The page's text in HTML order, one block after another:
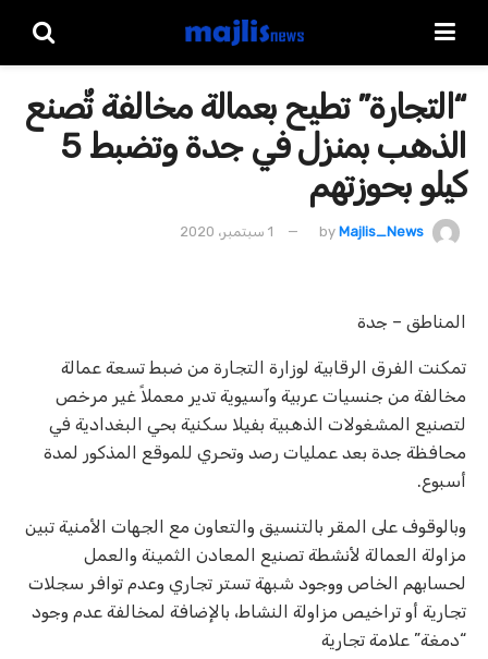
“التجارة” تطيح بعمالة مخالفة تٌصنع
الذهب بمنزل في جدة وتضبط 5
كيلو بحوزتهم
by Majlis_News 1 سبتمبر، 2020
المناطق – جدة
تمكنت الفرق الرقابية لوزارة التجارة من ضبط تسعة عمالة
مخالفة من جنسيات عربية وآسيوية تدير معملاً غير مرخص
لتصنيع المشغولات الذهبية بفيلا سكنية بحي البغدادية في
محافظة جدة بعد عمليات رصد وتحري للموقع المذكور لمدة
أسبوع.
وبالوقوف على المقر بالتنسيق والتعاون مع الجهات الأمنية تبين
مزاولة العمالة لأنشطة تصنيع المعادن الثمينة والعمل
لحسابهم الخاص ووجود شبهة تستر تجاري وعدم توافر سجلات
تجارية أو تراخيص مزاولة النشاط، بالإضافة لمخالفة عدم وجود
“دمغة” علامة تجارية